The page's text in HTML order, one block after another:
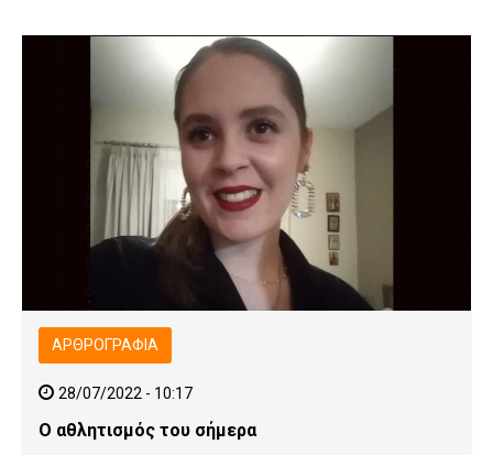
ΑΡΘΡΟΓΡΑΦΊΑ
28/07/2022 - 10:17
Ο αθλητισμός του σήμερα